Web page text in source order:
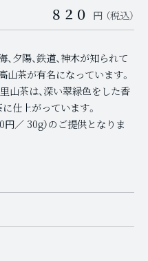
８２０ 円 （税込）
夕陽、鉄道、神木が知られて
茶が有名になっています。
山茶は、深い翠緑色をした香
仕上がっています。
／ 30g）のご提供となりま